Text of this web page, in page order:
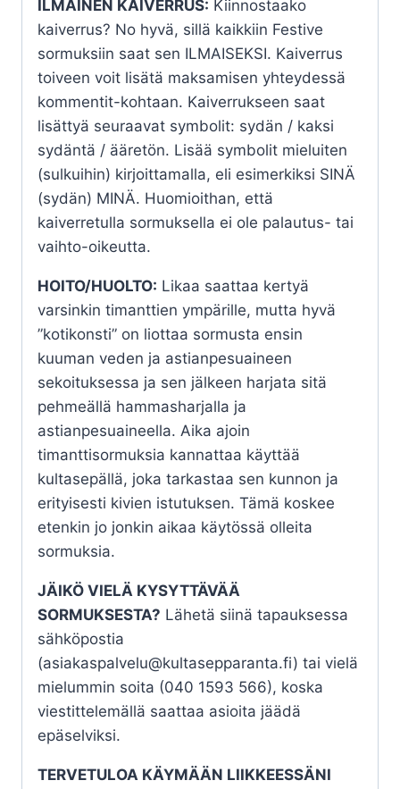
ILMAINEN KAIVERRUS: Kiinnostaako
kaiverrus? No hyvä, sillä kaikkiin Festive
sormuksiin saat sen ILMAISEKSI. Kaiverrus
toiveen voit lisätä maksamisen yhteydessä
kommentit-kohtaan. Kaiverrukseen saat
lisättyä seuraavat symbolit: sydän / kaksi
sydäntä / ääretön. Lisää symbolit mieluiten
(sulkuihin) kirjoittamalla, eli esimerkiksi SINÄ
(sydän) MINÄ. Huomioithan, että
kaiverretulla sormuksella ei ole palautus- tai
vaihto-oikeutta.
HOITO/HUOLTO: Likaa saattaa kertyä
varsinkin timanttien ympärille, mutta hyvä
”kotikonsti” on liottaa sormusta ensin
kuuman veden ja astianpesuaineen
sekoituksessa ja sen jälkeen harjata sitä
pehmeällä hammasharjalla ja
astianpesuaineella. Aika ajoin
timanttisormuksia kannattaa käyttää
kultasepällä, joka tarkastaa sen kunnon ja
erityisesti kivien istutuksen. Tämä koskee
etenkin jo jonkin aikaa käytössä olleita
sormuksia.
JÄIKÖ VIELÄ KYSYTTÄVÄÄ
SORMUKSESTA? Lähetä siinä tapauksessa
sähköpostia
(asiakaspalvelu@kultasepparanta.fi) tai vielä
mielummin soita (040 1593 566), koska
viestittelemällä saattaa asioita jäädä
epäselviksi.
TERVETULOA KÄYMÄÄN LIIKKEESSÄNI